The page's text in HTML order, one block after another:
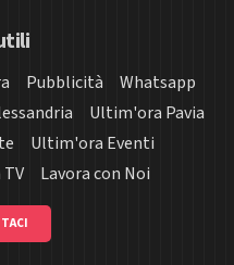
Pubblicità
Whatsapp
Ultim'ora Pavia
Ultim'ora Eventi
Lavora con Noi